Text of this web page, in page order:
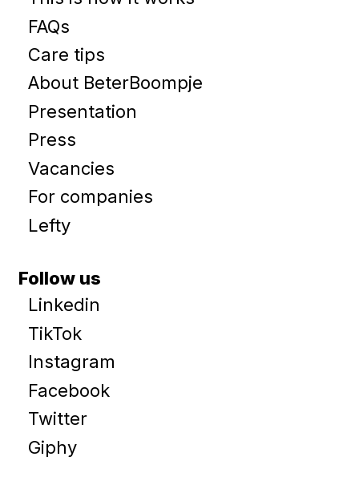
FAQs
Care tips
About BeterBoompje
Presentation
Press
Vacancies
For companies
Lefty
Follow us
Linkedin
TikTok
Instagram
Facebook
Twitter
Giphy